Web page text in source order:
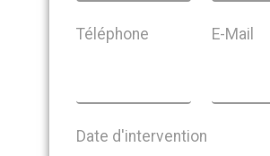
Téléphone E-Mail
Date d'intervention